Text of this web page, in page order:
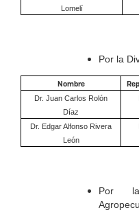
Lomelí
Por la
Nombre
Dr. Juan Carlos Rolón
Díaz
Dr. Edgar Alfonso Rivera
León
Por